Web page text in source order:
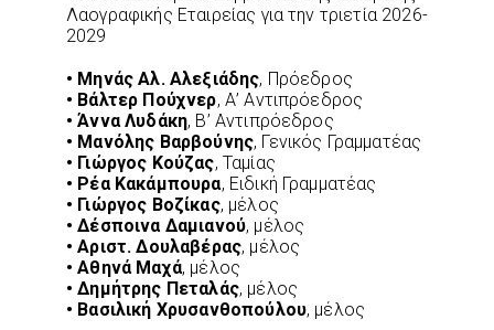
Λαογραφικής Εταιρείας για την τριετία 2026-
2029
• Μηνάς Αλ. Αλεξιάδης, Πρόεδρος
• Βάλτερ Πούχνερ, Α’ Αντιπρόεδρος
• Άννα Λυδάκη, Β’ Αντιπρόεδρος
• Μανόλης Βαρβούνης, Γενικός Γραμματέας
• Γιώργος Κούζας, Ταμίας
• Ρέα Κακάμπουρα, Ειδική Γραμματέας
• Γιώργος Βοζίκας, μέλος
• Δέσποινα Δαμιανού, μέλος
• Αριστ. Δουλαβέρας, μέλος
• Αθηνά Μαχά, μέλος
• Δημήτρης Πεταλάς, μέλος
• Βασιλική Χρυσανθοπούλου, μέλος